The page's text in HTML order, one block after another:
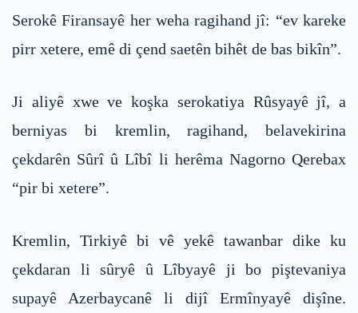
Serokê Firansayê her weha ragihand jî: “ev kareke
pirr xetere, emê di çend saetên bihêt de bas bikîn”.
Ji aliyê xwe ve koşka serokatiya Rûsyayê jî, a
berniyas bi kremlin, ragihand, belavekirina
çekdarên Sûrî û Lîbî li herêma Nagorno Qerebax
“pir bi xetere”.
Kremlin, Tirkiyê bi vê yekê tawanbar dike ku
çekdaran li sûryê û Lîbyayê ji bo piştevaniya
supayê Azerbaycanê li dijî Ermînyayê dişîne.